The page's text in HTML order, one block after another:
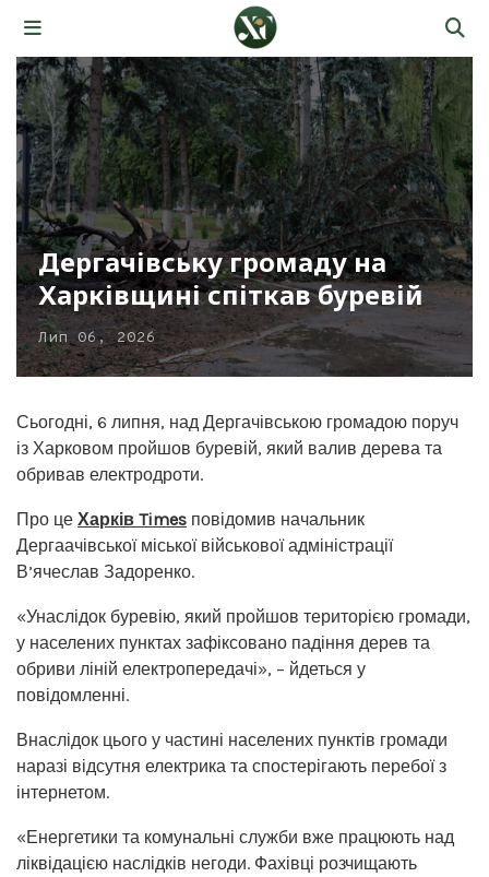
Дергачівську громаду на
Харківщині спіткав буревій
Лип 06, 2026
Сьогодні, 6 липня, над Дергачівською громадою поруч
із Харковом пройшов буревій, який валив дерева та
обривав електродроти.
Про це Харків Times повідомив начальник
Дергаачівської міської військової адміністрації
В’ячеслав Задоренко.
«Унаслідок буревію, який пройшов територією громади,
у населених пунктах зафіксовано падіння дерев та
обриви ліній електропередачі», – йдеться у
повідомленні.
Внаслідок цього у частині населених пунктів громади
наразі відсутня електрика та спостерігають перебої з
інтернетом.
«Енергетики та комунальні служби вже працюють над
ліквідацією наслідків негоди. Фахівці розчищають